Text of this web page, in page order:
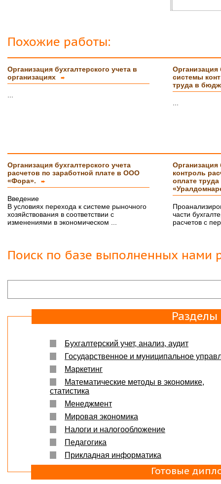
Похожие работы:
Организация бухгалтерского учета в
организациях
➨
Организация
системы
труда в
Организация бухгалтерского учета
расчетов по заработной плате в ООО
«Фора».
➨
Введение
В условиях перехода к системе рыночного
хозяйствования в соответствии с
изменениями в экономическом ...
Организация
контроль
оплате
части
расчетов с
Поиск по базе выполненных нами
Бухгалтерский учет, анализ, аудит
Государственное и муниципальное
Маркетинг
Математические методы в экономике,
статистика
Менеджмент
Мировая экономика
Налоги и налогообложение
Педагогика
Прикладная информатика
Готовые